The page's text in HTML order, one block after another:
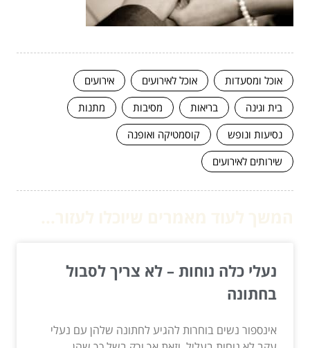
אוכל ומסעדות אוכל לאירועים
אירועים
בית וגינה
בריאות מסיבות
מתנות
נסיעות ונופש
קוסמטיקה ואופנה
שירותים לאירועים
נעלי כלה נוחות – לא צריך לסבול
בחתונה
אינספור נשים בוחרות להגיע לחתונה שלהן עם נעלי